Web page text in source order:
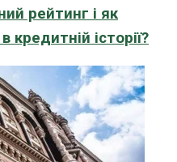
рейтинг і як
історії?